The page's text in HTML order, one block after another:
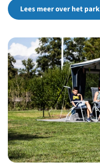
Lees meer over het park